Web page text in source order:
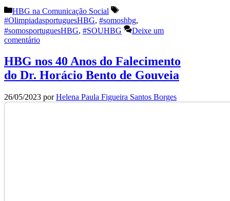
Categorias
HBG na Comunicação Social
Etiquetas
#OlimpiadasportuguesHBG, #somoshbg,
#somosportuguesHBG, #SOUHBG
Deixe um
comentário
HBG nos 40 Anos do Falecimento
do Dr. Horácio Bento de Gouveia
26/05/2023 porHelena Paula Figueira Santos Borges